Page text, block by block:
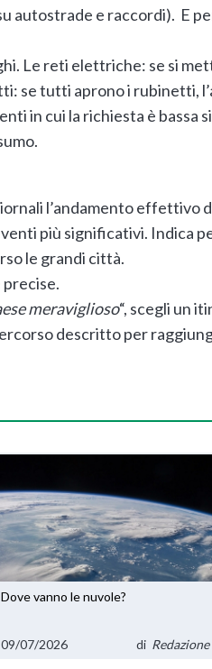
autostrade e raccordi). E
Le reti elettriche: se si
se tutti aprono i rubinetti,
in cui la richiesta è bassa
l’andamento
più significativi. Indica
le grandi città.
meraviglioso“, scegli un
descritto per
Dove vanno le nuvole?
09/07/2026 di